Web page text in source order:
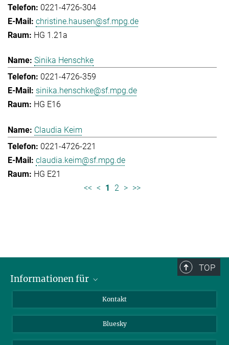
0221-4726-304
christine.hausen@sf.mpg.de
HG 1.21a
Sinika Henschke
0221-4726-359
sinika.henschke@sf.mpg.de
HG E16
Claudia Keim
0221-4726-221
claudia.keim@sf.mpg.de
HG E21
<< < 1 2 > >>
TOP
Informationen für
Bewerbende
Forschende
Kontakt
Bluesky